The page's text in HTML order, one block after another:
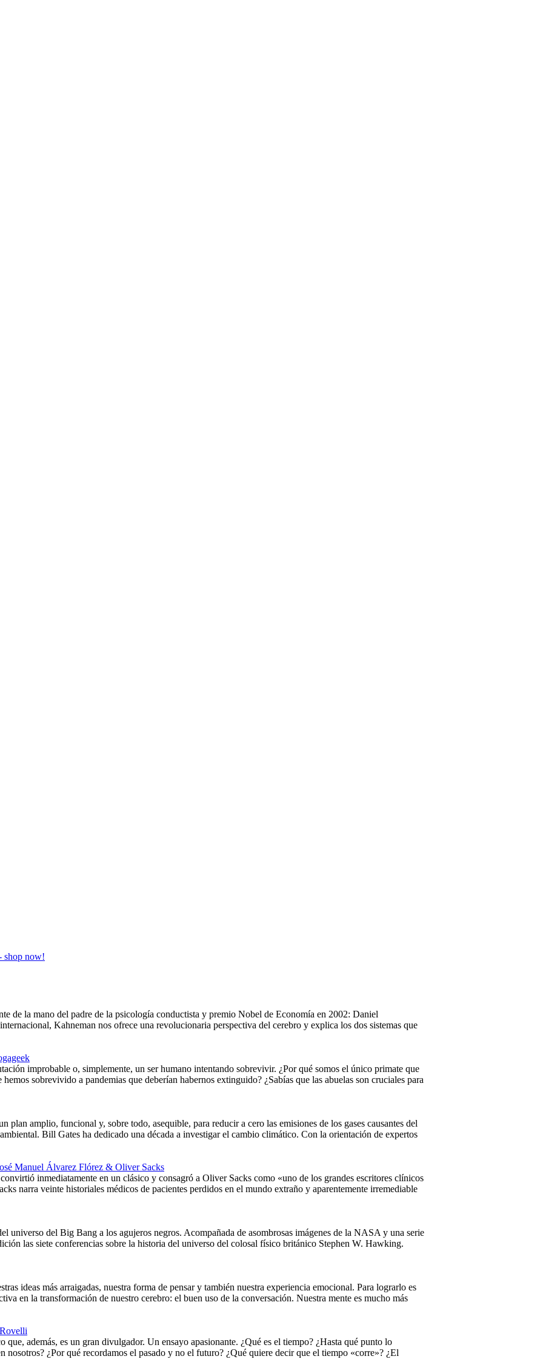
de la mano del padre de la psicología conductista y premio Nobel de Economía en 2002: Daniel
Kahneman nos ofrece una revolucionaria perspectiva del cerebro y explica los dos sistemas que
improbable o, simplemente, un ser humano intentando sobrevivir. ¿Por qué somos el único primate que
sobrevivido a pandemias que deberían habernos extinguido? ¿Sabías que las abuelas son cruciales para
plan amplio, funcional y, sobre todo, asequible, para reducir a cero las emisiones de los gases causantes del
Bill Gates ha dedicado una década a investigar el cambio climático. Con la orientación de expertos
Manuel Álvarez Flórez & Oliver Sacks
inmediatamente en un clásico y consagró a Oliver Sacks como «uno de los grandes escritores clínicos
narra veinte historiales médicos de pacientes perdidos en el mundo extraño y aparentemente irremediable
universo del Big Bang a los agujeros negros. Acompañada de asombrosas imágenes de la NASA y una serie
las siete conferencias sobre la historia del universo del colosal físico británico Stephen W. Hawking.
ideas más arraigadas, nuestra forma de pensar y también nuestra experiencia emocional. Para lograrlo es
en la transformación de nuestro cerebro: el buen uso de la conversación. Nuestra mente es mucho más
además, es un gran divulgador. Un ensayo apasionante. ¿Qué es el tiempo? ¿Hasta qué punto lo
nosotros? ¿Por qué recordamos el pasado y no el futuro? ¿Qué quiere decir que el tiempo «corre»? ¿El